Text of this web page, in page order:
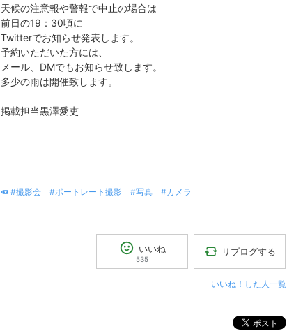
天候の注意報や警報で中止の場合は
前日の19：30頃に
Twitterでお知らせ発表します。
予約いただいた方には、
メール、DMでもお知らせ致します。
多少の雨は開催致します。
掲載担当黒澤愛吏
#撮影会 #ポートレート撮影 #写真 #カメラ
いいね
535
リブログする
いいね！した人一覧
ポスト